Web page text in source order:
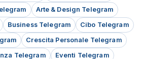
Arte & Design Telegram
Business Telegram
Cibo Telegram
Crescita Personale Telegram
Telegram
Eventi Telegram